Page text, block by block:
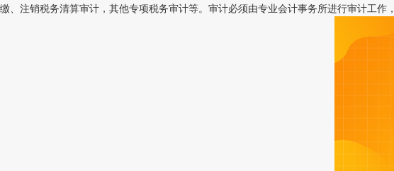
缴、注销税务清算审计，其他专项税务审计等。审计必须由专业会计事务所进行审计工